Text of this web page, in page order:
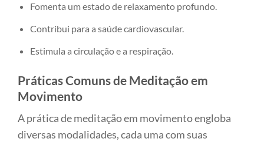
Fomenta um estado de relaxamento profundo.
Contribui para a saúde cardiovascular.
Estimula a circulação e a respiração.
Práticas Comuns de Meditação em
Movimento
A prática de meditação em movimento engloba
diversas modalidades, cada uma com suas